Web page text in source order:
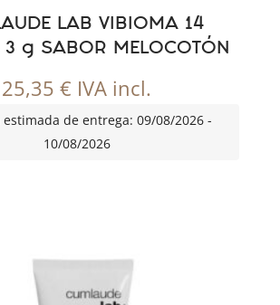
LAB VIBIOMA 14
3 g SABOR MELOCOTÓN
25,35€ IVA incl.
estimada de entrega: 09/08/2026 -
10/08/2026